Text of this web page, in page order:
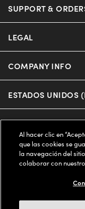
Miu Miu
Prada
Michael Kors
Coach
Our Sunglasses
Eyewear Trends
Our Lenses
Schedule an Eye Exam
Offers & Discount
Insurance
AARP Members
SUPPORT &
Help Center
Online Order Status
Frame Advisor
Style Guide
LEGAL
Privacy Policy
Terms of Use
Notice of Financial
Independent Doctor's
COMPANY INFO
About us
Accessibility
Our Flagship Stores
Find a Store
ESTADOS UNIDOS
Buy now, pay later
Al hacer clic en
que las cookies se
la navegación del
colaborar con